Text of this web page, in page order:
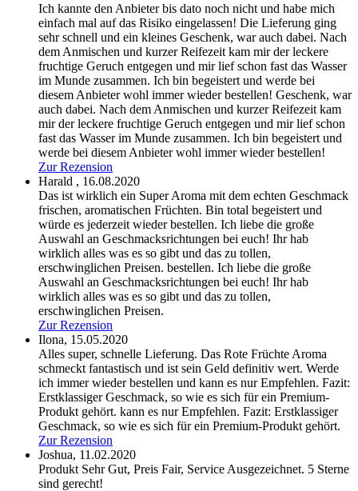
Ich kannte den Anbieter bis dato noch nicht und habe mich
einfach mal auf das Risiko eingelassen! Die Lieferung ging
sehr schnell und ein kleines Geschenk, war auch dabei. Nach
dem Anmischen und kurzer Reifezeit kam mir der leckere
fruchtige Geruch entgegen und mir lief schon fast das Wasser
im Munde zusammen. Ich bin begeistert und werde bei
diesem Anbieter wohl immer wieder bestellen! Geschenk, war
auch dabei. Nach dem Anmischen und kurzer Reifezeit kam
mir der leckere fruchtige Geruch entgegen und mir lief schon
fast das Wasser im Munde zusammen. Ich bin begeistert und
werde bei diesem Anbieter wohl immer wieder bestellen!
Zur Rezension
Harald , 16.08.2020
Das ist wirklich ein Super Aroma mit dem echten Geschmack
frischen, aromatischen Früchten. Bin total begeistert und
würde es jederzeit wieder bestellen. Ich liebe die große
Auswahl an Geschmacksrichtungen bei euch! Ihr hab
wirklich alles was es so gibt und das zu tollen,
erschwinglichen Preisen. bestellen. Ich liebe die große
Auswahl an Geschmacksrichtungen bei euch! Ihr hab
wirklich alles was es so gibt und das zu tollen,
erschwinglichen Preisen.
Zur Rezension
Ilona, 15.05.2020
Alles super, schnelle Lieferung. Das Rote Früchte Aroma
schmeckt fantastisch und ist sein Geld definitiv wert. Werde
ich immer wieder bestellen und kann es nur Empfehlen. Fazit:
Erstklassiger Geschmack, so wie es sich für ein Premium-
Produkt gehört. kann es nur Empfehlen. Fazit: Erstklassiger
Geschmack, so wie es sich für ein Premium-Produkt gehört.
Zur Rezension
Joshua, 11.02.2020
Produkt Sehr Gut, Preis Fair, Service Ausgezeichnet. 5 Sterne
sind gerecht!